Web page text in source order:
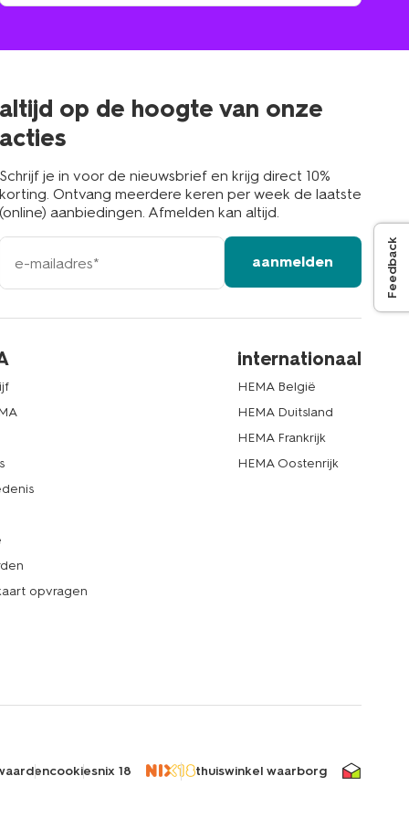
altijd op de hoogte van onze
acties
Schrijf je in voor de nieuwsbrief en krijg direct 10%
korting. Ontvang meerdere keren per week de laatste
(online) aanbiedingen. Afmelden kan altijd.
e-
mailadres
aanmelden
opvragen
internationaal
HEMA België
HEMA Duitsland
HEMA Frankrijk
HEMA Oostenrijk
cookiesnix 18 thuiswinkel waarborg
Feedback